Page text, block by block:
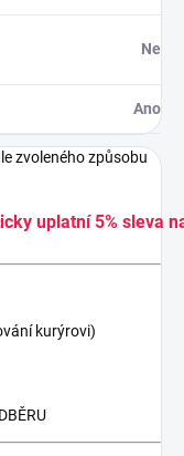
Ne
Ano
zvoleného způsobu
uplatní 5% sleva
kurýrovi)